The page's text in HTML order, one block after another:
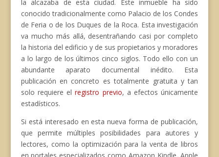
la alcazaba de esta ciudad. Este inmueble ha sido
conocido tradicionalmente como Palacio de los Condes
de Feria o de los Duques de la Roca. Esta investigación
va mucho más allá, desentrañando casi por completo
la historia del edificio y de sus propietarios y moradores
a lo largo de los últimos cinco siglos. Todo ello con un
abundante aparato documental inédito. Esta
publicación en concreto es totalmente gratuita y tan
solo requiere elregistro previo, a efectos únicamente
estadísticos.
Si está interesado en esta nueva forma de publicación,
que permite múltiples posibilidades para autores y
lectores, como la optimización para la venta de libros
en portales especializados como Amazon Kindle, Apple